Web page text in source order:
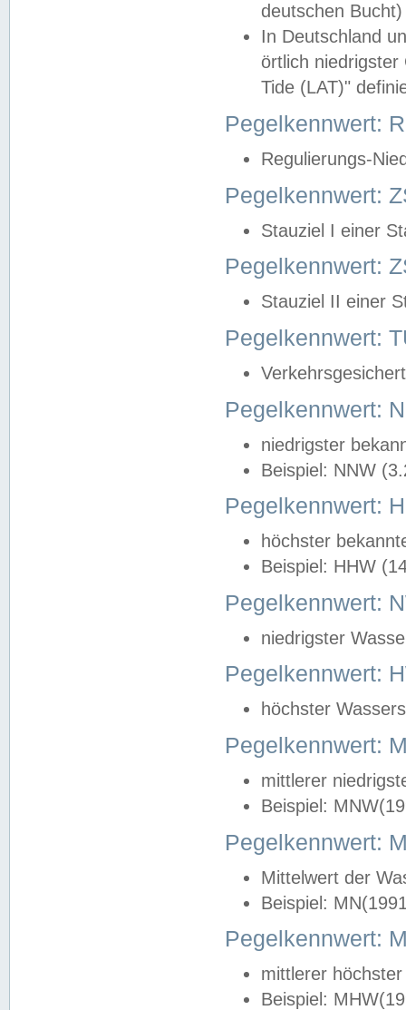
deutschen
In Deutschland
örtlich
Tide (LAT)"
Pegelkennwert:
Regulierungs-
Pegelkennwert:
Stauziel I einer
Pegelkennwert:
Stauziel II einer
Pegelkennwert:
Pegelkennwert:
niedrigster
Beispiel: NNW
Pegelkennwert:
höchster
Beispiel: HHW
Pegelkennwert:
niedrigster
Pegelkennwert:
höchster
Pegelkennwert:
mittlerer
Beispiel:
Pegelkennwert:
Mittelwert der
Beispiel:
Pegelkennwert:
mittlerer
Beispiel: